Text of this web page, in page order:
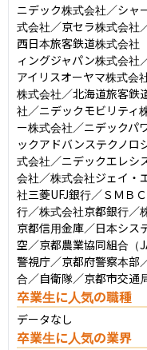
ニデック株式会社／シャ
式会社／京セラ株式会社
西日本旅客鉄道株式会社
ィングジャパン株式会社
アイリスオーヤマ株式会
株式会社／北海道旅客鉄
社／ニデックモビリティ
ー株式会社／ニデックパ
ックアドバンステクノロ
式会社／ニデックエレシ
会社／株式会社ジェイ
社三菱UFJ銀行／ＳＭＢ
行／株式会社京都銀行／
京都信用金庫／日本シス
空／京都農業協同組合（
警視庁／京都府警察本部
合／自衛隊／京都市交通
卒業生に人気の職種
データなし
卒業生に人気の業界